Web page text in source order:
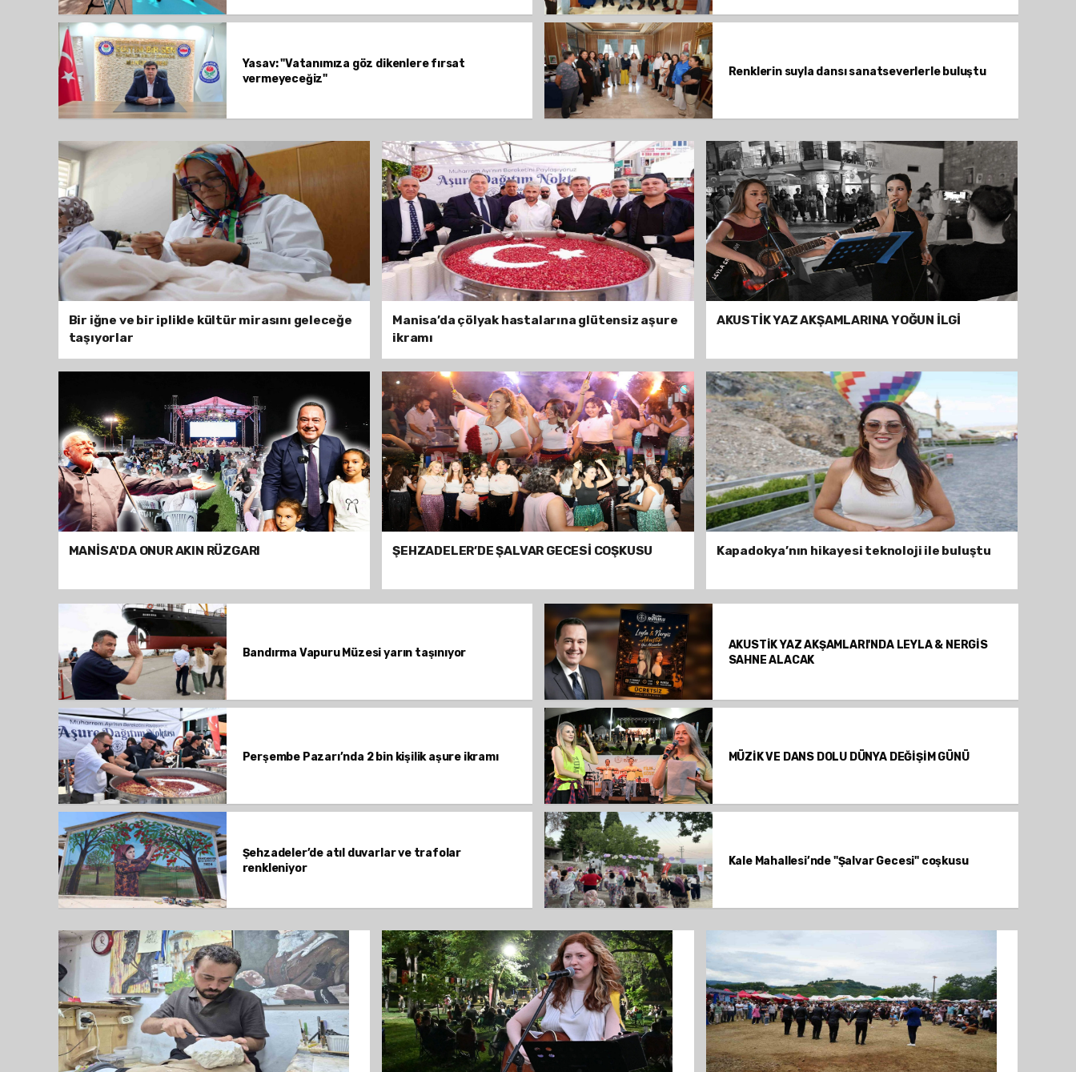
Yasav: "Vatanımıza göz dikenlere fırsat
vermeyeceğiz"
Renklerin suyla dansı sanatseverlerle buluştu
Bir iğne ve bir iplikle kültür mirasını geleceğe
taşıyorlar
Manisa’da çölyak hastalarına glütensiz aşure
ikramı
AKUSTİK YAZ AKŞAMLARINA YOĞUN İLGİ
MANİSA'DA ONUR AKIN RÜZGARI ŞEHZADELER’DE ŞALVAR GECESİ COŞKUSU Kapadokya’nın hikayesi teknoloji ile buluştu
Bandırma Vapuru Müzesi yarın taşınıyor
AKUSTİK YAZ AKŞAMLARI'NDA LEYLA & NERGİS
SAHNE ALACAK
Perşembe Pazarı’nda 2 bin kişilik aşure ikramı MÜZİK VE DANS DOLU DÜNYA DEĞİŞİM GÜNÜ
Şehzadeler’de atıl duvarlar ve trafolar
renkleniyor
Kale Mahallesi’nde "Şalvar Gecesi" coşkusu